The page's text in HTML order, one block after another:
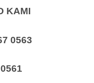
KAMI
0563